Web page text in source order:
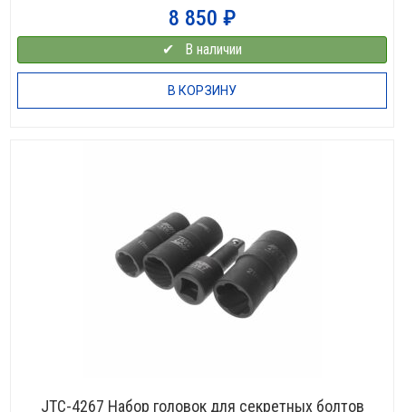
8 850 ₽
✔⠀В наличии
В КОРЗИНУ
JTC-4267 Набор головок для секретных болтов